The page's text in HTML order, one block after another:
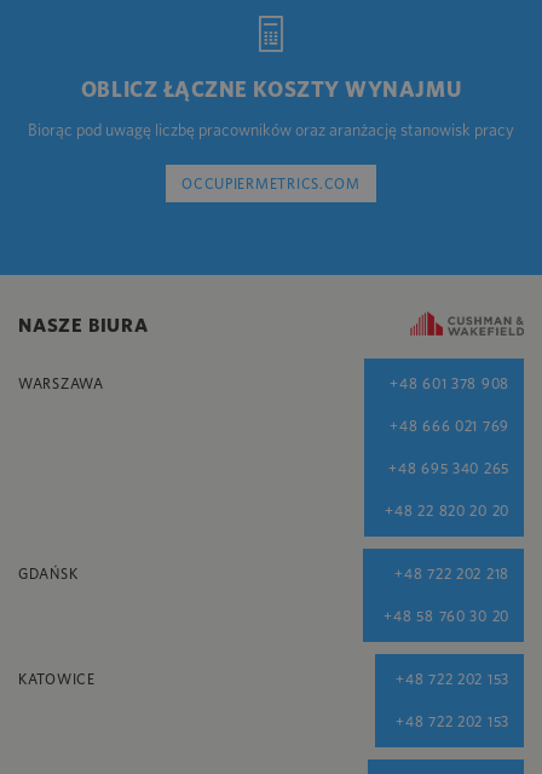
OBLICZ ŁĄCZNE KOSZTY WYNAJMU
Biorąc pod uwagę liczbę pracowników oraz aranżację stanowisk pracy
OCCUPIERMETRICS.COM
NASZE BIURA
WARSZAWA +48 601 378 908
+48 666 021 769
+48 695 340 265
+48 22 820 20 20
GDAŃSK +48 722 202 218
+48 58 760 30 20
KATOWICE +48 722 202 153
+48 722 202 153